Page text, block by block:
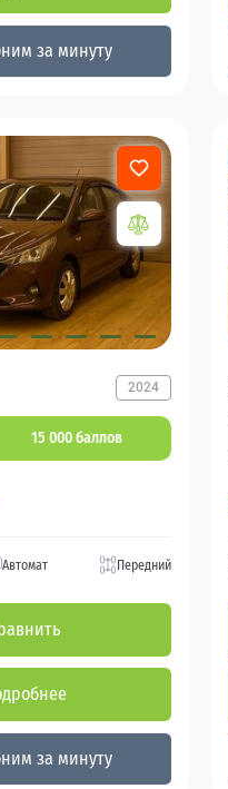
за минуту
2024
15 000 баллов
Автомат Передний
за минуту